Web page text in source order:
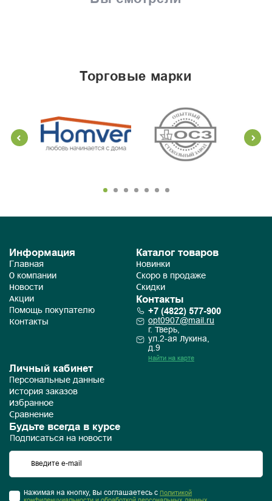
торговые марки
Информация
Главная
О компании
Новости
Акции
Помощь покупателю
Контакты
Каталог товаров
Новинки
Скоро в продаже
Скидки
Контакты
+7 (4822) 577-900
opt0907@mail.ru
г. Тверь,
ул.2-ая Лукина,
д.9
Найти на карте
Личный кабинет
Персональные данные
История заказов
Избранное
Сравнение
Будьте всегда в курсе
Подписаться на новости
Нажимая на кнопку, Вы соглашаетесь с Политикой